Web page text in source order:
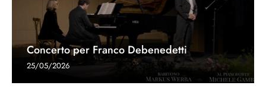
Concerto per Franco Debenedetti
25/05/2026